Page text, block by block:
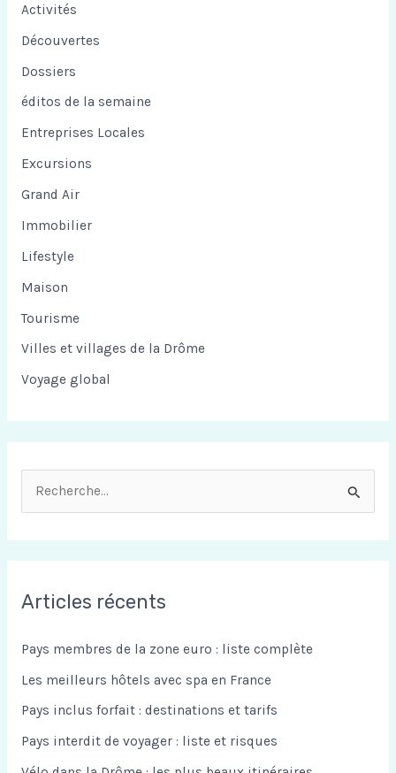
Activités
Découvertes
Dossiers
éditos de la semaine
Entreprises Locales
Excursions
Grand Air
Immobilier
Lifestyle
Maison
Tourisme
Villes et villages de la Drôme
Voyage global
e
h
e
r
Articles récents
Pays membres de la zone euro : liste complète
Les meilleurs hôtels avec spa en France
Pays inclus forfait : destinations et tarifs
Pays interdit de voyager : liste et risques